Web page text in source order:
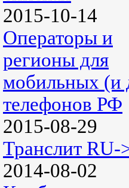
2015-10-14
Операторы и
регионы для
мобильных (и
телефонов РФ
2015-08-29
Транслит RU-
2014-08-02